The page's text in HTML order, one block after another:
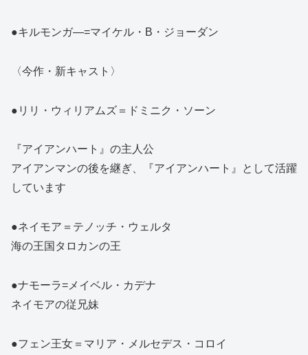
●キルモンガ―=マイケル・B・ジョーダン
〈今作・新キャスト〉
●リリ・ウィリアムズ＝ドミニク・ソーン
『アイアンハート』の主人公
アイアンマンの後を継ぎ、『アイアンハート』として活躍
しています
●ネイモア＝テノッチ・ウェルタ
海の王国タロカンの王
●ナモーラ=メイベル・カデナ
ネイモアの従兄妹
●フェン王女＝マリア・メルセデス・コロイ